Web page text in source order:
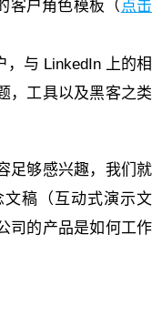
客户角色模板（ 点击
，与 LinkedIn 上的相
，工具以及黑客之类
足够感兴趣，我们就
稿（互动式演示文
司的产品是如何工作